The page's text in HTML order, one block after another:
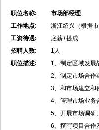
职位名称:
市场部经理
工作地点:
浙江绍兴（根据
工资待遇:
底薪+提成
招聘人数:
1人
职位描述:
1、制定区域发展
2、制定市场合作
3、和市场建立和
4、管理市场业务
5、开展市场调研
6、撰写项目合作